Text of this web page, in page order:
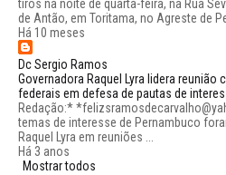
tiros na noite de quarta-feira, na Rua
de Antão, em Toritama, no Agreste de
Há 10 meses
Dc Sergio Ramos
Governadora Raquel Lyra lidera
federais em defesa de pautas de
Redação:*
temas de interesse de Pernambuco
Raquel Lyra em reuniões ...
Há 3 anos
Mostrar todos